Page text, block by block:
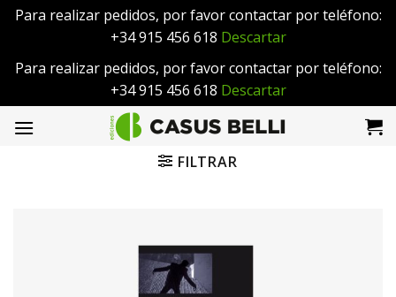
Para realizar pedidos, por favor contactar por teléfono:
+34 915 456 618 Descartar
Para realizar pedidos, por favor contactar por teléfono:
+34 915 456 618 Descartar
FILTRAR